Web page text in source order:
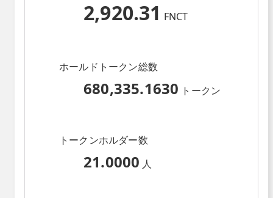
2,920.31 FNCT
ホールドトークン総数
680,335.1630 トークン
トークンホルダー数
21.0000 人